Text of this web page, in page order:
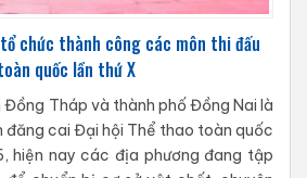
chức thành công các môn thi đấu
quốc lần thứ X
Đồng Tháp và thành phố Đồng Nai là
đăng cai Đại hội Thể thao toàn quốc
hiện nay các địa phương đang tập